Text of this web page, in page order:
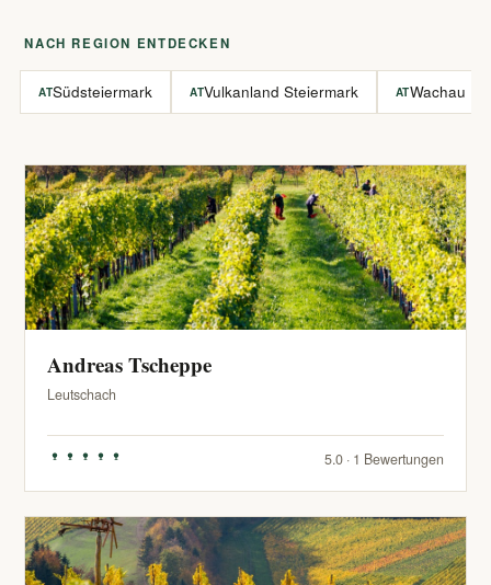
NACH REGION ENTDECKEN
ATSüdsteiermark ATVulkanland Steiermark ATWachau
Andreas Tscheppe
Leutschach
5.0 · 1 Bewertungen